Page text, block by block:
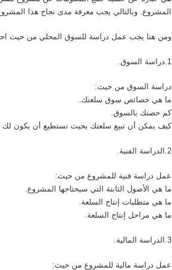
المشروع. وبالتالي يجب معرفة مدى نجاح هذا
ومن هنا يجب عمل دراسة للسوق المحلي من حيث
1.دراسة السوق.
دراسة السوق من حيث:
ما هي خصائص سوق سلعتك.
كم حصتك بالسوق.
كيف يمكن أن تبيع سلعتك بحيث تستطيع أن يكون
2.الدراسة الفنية.
عمل دراسة فنية للمشروع من حيث:
ما هي الأصول الثابتة التي سيحتاجها المشروع.
ما هي متطلبات إنتاج السلعة.
ما هي مراحل إنتاج السلعة.
3.الدراسة المالية.
عمل دراسة مالية للمشروع من حيث: